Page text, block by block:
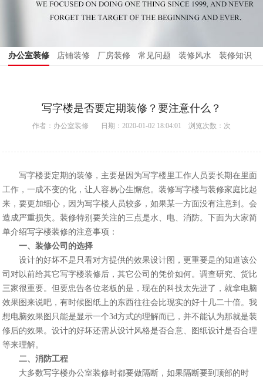
办公室装修 店铺装修 厂房装修 常见问题 装修风水 装修知识
写字楼是否要定期装修？要注意什么？
作者： 办公室装修 日期：2020-01-02 18:04:01 浏览次数： 次
写字楼要定期的装修，主要是因为写字楼里工作人员要长期在里面
工作，一成不变的化，让人容易心生懈怠。装修写字楼与装修家庭比起
来，要更加细心，因为写字楼人员较多，如果某一方面没有注意到。会
造成严重损失。装修特别要关注的三点是水、电、消防。下面为大家简
单介绍写字楼装修的注意事项：
一、装修公司的选择
设计的好坏不是只看对方提供的效果设计图，更重要是的知道该公
司对以前给其它写字楼装修后，其它公司的凭价如何。调查研究、货比
三家很重要。但要忠告各位老板的是，现在的科技太先进了，就拿电脑
效果图来说吧，有时候图纸上的东西往往会比现实的好十几二十倍。我
想电脑效果图只能是显示一个3d方式的理解而已，并不能认为那就是装
修后的效果。设计的好坏还需从设计风格是否合意、图纸设计是否合理
等来理解。
二、消防工程
大多数写字楼办公室装修时都要做隔断，如果隔断要到顶部的时